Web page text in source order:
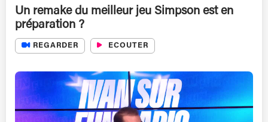
Un remake du meilleur jeu Simpson est en
préparation ?
REGARDER ECOUTER